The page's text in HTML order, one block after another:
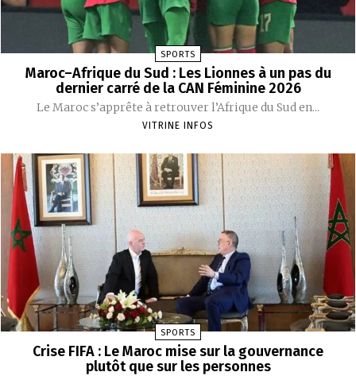
SPORTS
Maroc–Afrique du Sud : Les Lionnes à un pas du
dernier carré de la CAN Féminine 2026
Le Maroc s’apprête à retrouver l’Afrique du Sud en...
VITRINE INFOS
SPORTS
Crise FIFA : Le Maroc mise sur la gouvernance
plutôt que sur les personnes